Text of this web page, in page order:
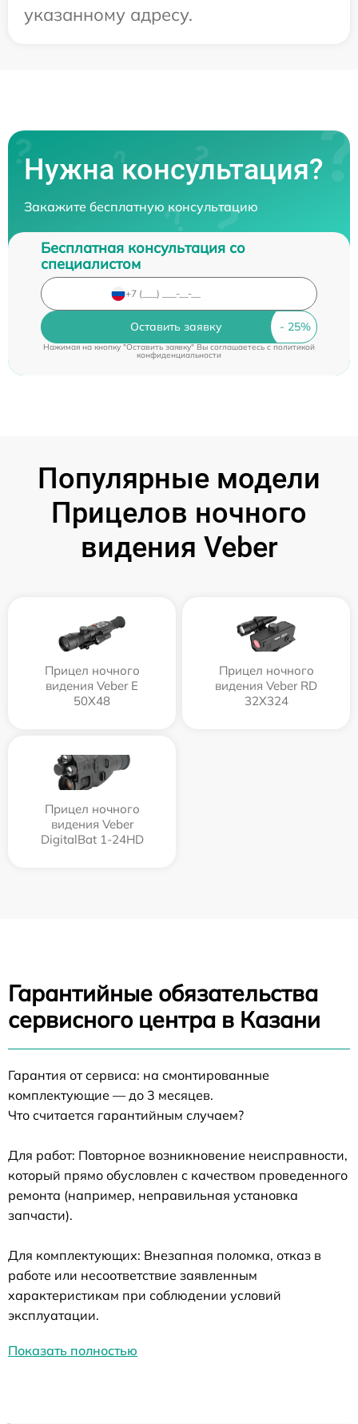
указанному адресу.
Нужна консультация?
Закажите бесплатную консультацию
Бесплатная консультация со
специалистом
Оставить заявку
Нажимая на кнопку "Оставить заявку" Вы соглашаетесь cполитикой
конфиденциальности
Популярные модели
Прицелов ночного
видения Veber
Прицел ночного
видения Veber E
50X48
Прицел ночного
видения Veber RD
32X324
Прицел ночного
видения Veber
DigitalBat 1-24HD
Гарантийные обязательства
сервисного центра в Казани
Гарантия от сервиса: на смонтированные
комплектующие — до 3 месяцев.
Что считается гарантийным случаем?
Для работ: Повторное возникновение неисправности,
который прямо обусловлен с качеством проведенного
ремонта (например, неправильная установка
запчасти).
Для комплектующих: Внезапная поломка, отказ в
работе или несоответствие заявленным
характеристикам при соблюдении условий
эксплуатации.
Показать полностью